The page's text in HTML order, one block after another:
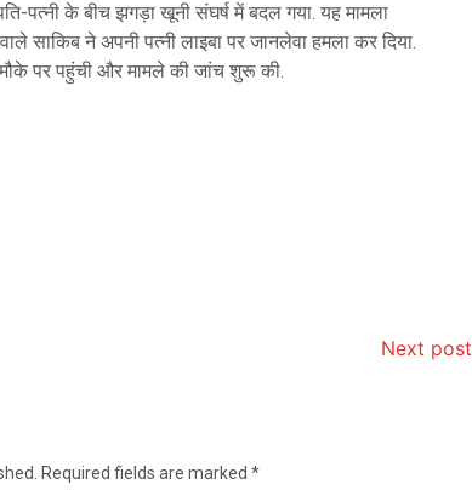
पत्नी के बीच झगड़ा खूनी संघर्ष में बदल गया. यह मामला
साकिब ने अपनी पत्नी लाइबा पर जानलेवा हमला कर दिया.
पर पहुंची और मामले की जांच शुरू की.
Next post
Required fields are marked *